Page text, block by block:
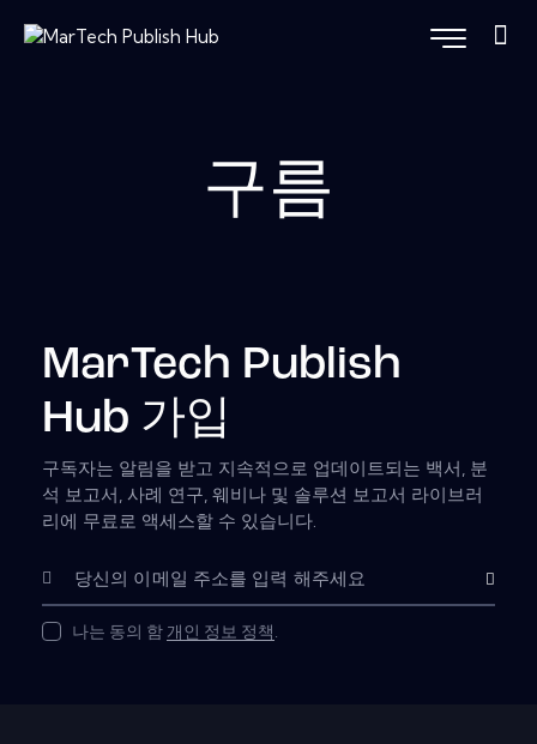
구름
MarTech Publish
Hub 가입
구독자는 알림을 받고 지속적으로 업데이트되는 백서, 분
석 보고서, 사례 연구, 웨비나 및 솔루션 보고서 라이브러
리에 무료로 액세스할 수 있습니다.
구독하다
나는 동의 함 개인 정보 정책.